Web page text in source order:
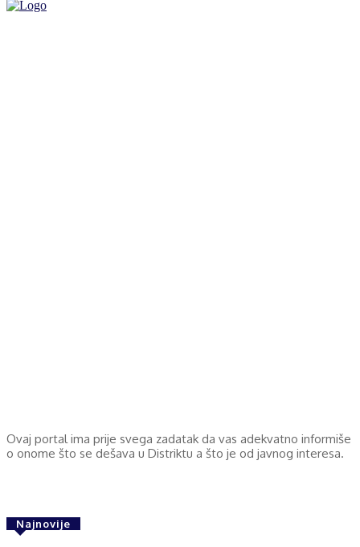
Ovaj portal ima prije svega zadatak da vas adekvatno informiše
o onome što se dešava u Distriktu a što je od javnog interesa.
Najnovije